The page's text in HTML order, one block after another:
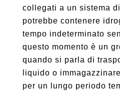
collegati a un sistema
potrebbe contenere
tempo indeterminato
questo momento è un
quando si parla di
liquido o
per un lungo periodo